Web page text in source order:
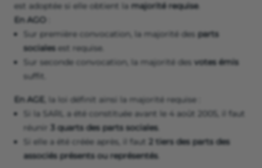
est adoptée si elle obtient la majorité requise.
En AGO
Sur première convocation, la majorité des parts
sociales est requise.
Sur seconde convocation, la majorité des votes émis
suffit.
En AGE
, la loi définit ainsi la majorité requise :
Si la SARL a été constituée avant le 4 août 2005, il faut
réunir
3 quarts des parts sociales.
Si elle a été créée après, il faut 2 tiers des parts des
associés présents ou représentés.